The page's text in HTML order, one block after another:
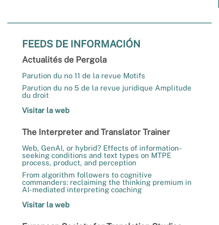
FEEDS DE INFORMACIÓN
Actualités de Pergola
Parution du no 11 de la revue Motifs
Parution du no 5 de la revue juridique Amplitude
du droit
Visitar la web
The Interpreter and Translator Trainer
Web, GenAI, or hybrid? Effects of information-
seeking conditions and text types on MTPE
process, product, and perception
From algorithm followers to cognitive
commanders: reclaiming the thinking premium in
AI-mediated interpreting coaching
Visitar la web